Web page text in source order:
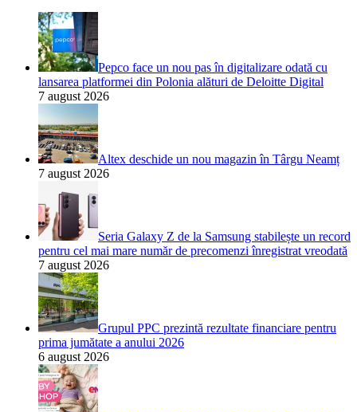
Pepco face un nou pas în digitalizare odată cu
lansarea platformei din Polonia alături de Deloitte Digital
7 august 2026
Altex deschide un nou magazin în Târgu Neamț
7 august 2026
Seria Galaxy Z de la Samsung stabilește un record
pentru cel mai mare număr de precomenzi înregistrat vreodată
7 august 2026
Grupul PPC prezintă rezultate financiare pentru
prima jumătate a anului 2026
6 august 2026